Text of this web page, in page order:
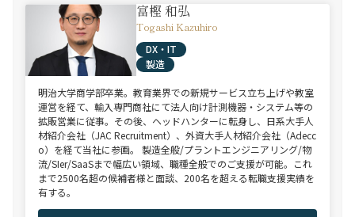
富樫 和弘
Togashi Kazuhiro
DX・IT
製造
明治大学商学部卒業。教育業界での新規サービス立ち上げや教室
運営を経て、輸入専門商社にて法人向け計測機器・システム等の
拡販営業に従事。その後、ヘッドハンターに転身し、日系大手人
材紹介会社（JAC Recruitment）、外資大手人材紹介会社（Adecc
o）を経て当社に参画。 製造全般/プラントエンジニアリング/物
流/SIer/SaaSまで幅広い領域、職種全般でのご支援が可能。これ
まで2500名超の候補者様と面談、200名を超える転職支援実績を
有する。